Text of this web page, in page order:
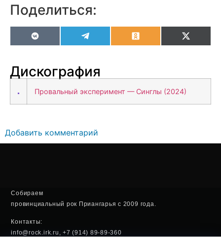
Поделиться:
VK OdnoklassnikiX
Дискография
Провальный эксперимент — Синглы (2024)
Добавить комментарий
Собираем
провинциальный рок Приангарья с 2009 года.
Контакты:
info@rock.irk.ru, +7 (914) 89-89-360